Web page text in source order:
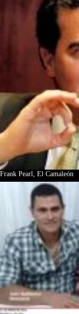
Frank Pearl, El Camaleón